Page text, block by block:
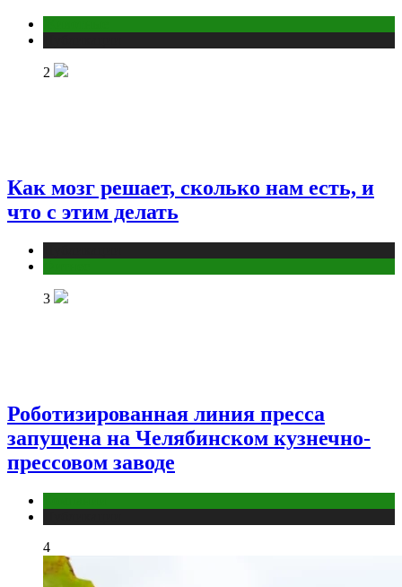
2
Как мозг решает, сколько нам есть, и
что с этим делать
3
Роботизированная линия пресса
запущена на Челябинском кузнечно-
прессовом заводе
4